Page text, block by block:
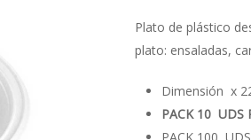
Plato de plástico
plato: ensaladas,
Dimensión x
PACK 10 UDS